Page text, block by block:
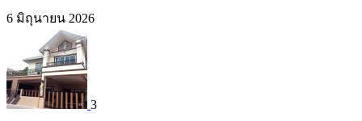
6 มิถุนายน 2026
3